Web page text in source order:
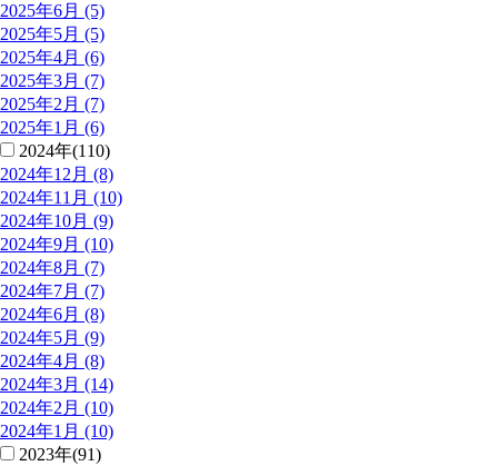
2025年6月 (5)
2025年5月 (5)
2025年4月 (6)
2025年3月 (7)
2025年2月 (7)
2025年1月 (6)
2024年(110)
2024年12月 (8)
2024年11月 (10)
2024年10月 (9)
2024年9月 (10)
2024年8月 (7)
2024年7月 (7)
2024年6月 (8)
2024年5月 (9)
2024年4月 (8)
2024年3月 (14)
2024年2月 (10)
2024年1月 (10)
2023年(91)